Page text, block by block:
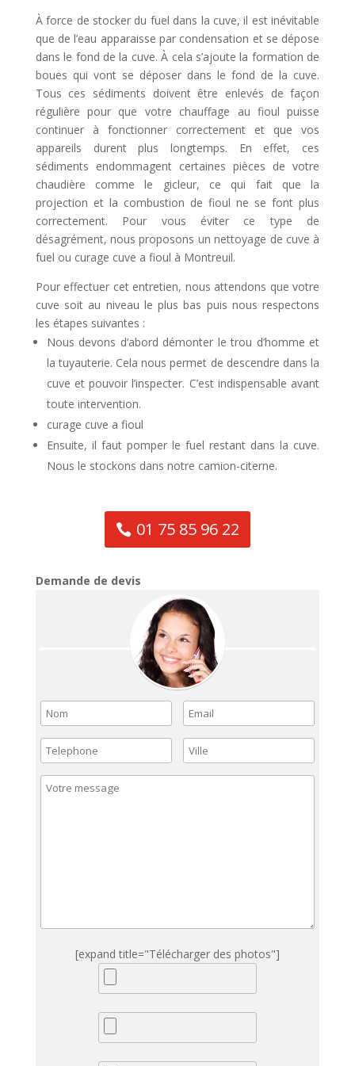
À force de stocker du fuel dans la cuve, il est inévitable
que de l’eau apparaisse par condensation et se dépose
dans le fond de la cuve. À cela s’ajoute la formation de
boues qui vont se déposer dans le fond de la cuve.
Tous ces sédiments doivent être enlevés de façon
régulière pour que votre chauffage au fioul puisse
continuer à fonctionner correctement et que vos
appareils durent plus longtemps. En effet, ces
sédiments endommagent certaines pièces de votre
chaudière comme le gicleur, ce qui fait que la
projection et la combustion de fioul ne se font plus
correctement. Pour vous éviter ce type de
désagrément, nous proposons un nettoyage de cuve à
fuel ou curage cuve a fioul à Montreuil.
Pour effectuer cet entretien, nous attendons que votre
cuve soit au niveau le plus bas puis nous respectons
les étapes suivantes :
Nous devons d’abord démonter le trou d’homme et
la tuyauterie. Cela nous permet de descendre dans la
cuve et pouvoir l’inspecter. C’est indispensable avant
toute intervention.
curage cuve a fioul
Ensuite, il faut pomper le fuel restant dans la cuve.
Nous le stockons dans notre camion-citerne.
01 75 85 96 22
Demande de devis
[expand title="Télécharger des photos"]